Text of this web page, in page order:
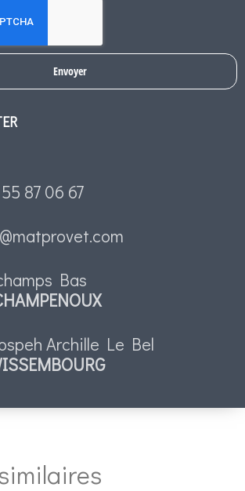
Envoyer
87 06 67
Bas
Archille Le Bel